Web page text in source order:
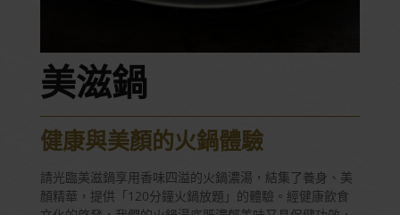
美滋鍋
健康與美顏的火鍋體驗
請光臨美滋鍋享用香味四溢的火鍋濃湯，結集了養身、美
顏精華，提供「120分鐘火鍋放題」的體驗。經健康飲食